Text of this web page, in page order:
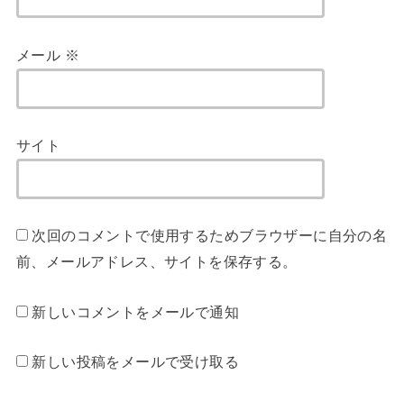
メール ※
サイト
次回のコメントで使用するためブラウザーに自分の名
前、メールアドレス、サイトを保存する。
新しいコメントをメールで通知
新しい投稿をメールで受け取る